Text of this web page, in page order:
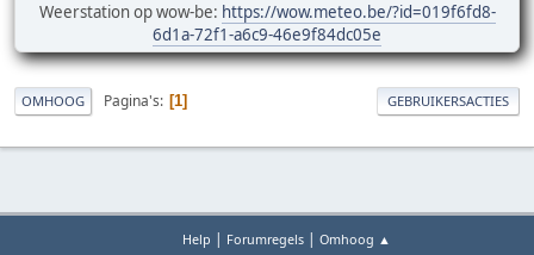
Weerstation op wow-be: https://wow.meteo.be/?id=019f6fd8-
6d1a-72f1-a6c9-46e9f84dc05e
OMHOOG Pagina's 1 GEBRUIKERSACTIES
Help | Forumregels| Omhoog ▲